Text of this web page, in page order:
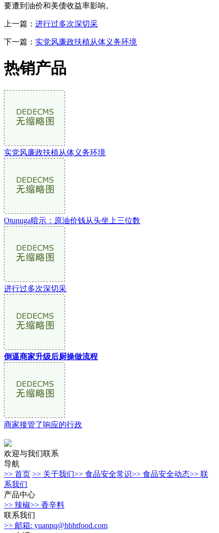
要遭到油价和美债收益率影响。
上一篇： 进行过多次深切采
下一篇： 实党风廉政扶植从体义务环境
热销产品
实党风廉政扶植从体义务环境
Otunuga暗示：原油价钱从头坐上三位数
进行过多次深切采
倒逼商家升级后厨操做流程
商家接管了响应的行政
欢迎与我们联系
导航
>> 首页 >> 关于我们>> 食品安全常识>> 食品安全动态>> 联
系我们
产品中心
>> 辣椒>> 香辛料
联系我们
>> 邮箱: yuanpq@hbhtfood.com